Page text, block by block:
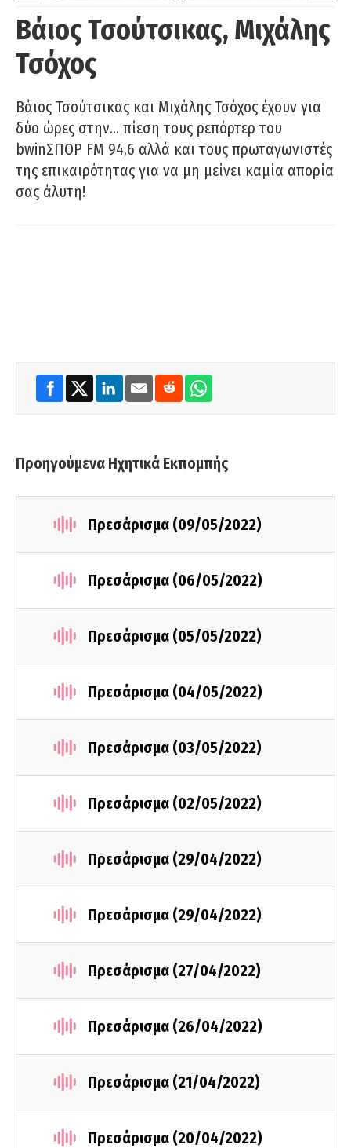
Βάιος Τσούτσικας, Μιχάλης
Τσόχος
Βάιος Τσούτσικας και Μιχάλης Τσόχος έχουν για
δύο ώρες στην… πίεση τους ρεπόρτερ του
bwinΣΠΟΡ FM 94,6 αλλά και τους πρωταγωνιστές
της επικαιρότητας για να μη μείνει καμία απορία
σας άλυτη!
Προηγούμενα Ηχητικά Εκπομπής
Πρεσάρισμα (09/05/2022)
Πρεσάρισμα (06/05/2022)
Πρεσάρισμα (05/05/2022)
Πρεσάρισμα (04/05/2022)
Πρεσάρισμα (03/05/2022)
Πρεσάρισμα (02/05/2022)
Πρεσάρισμα (29/04/2022)
Πρεσάρισμα (29/04/2022)
Πρεσάρισμα (27/04/2022)
Πρεσάρισμα (26/04/2022)
Πρεσάρισμα (21/04/2022)
Πρεσάρισμα (20/04/2022)